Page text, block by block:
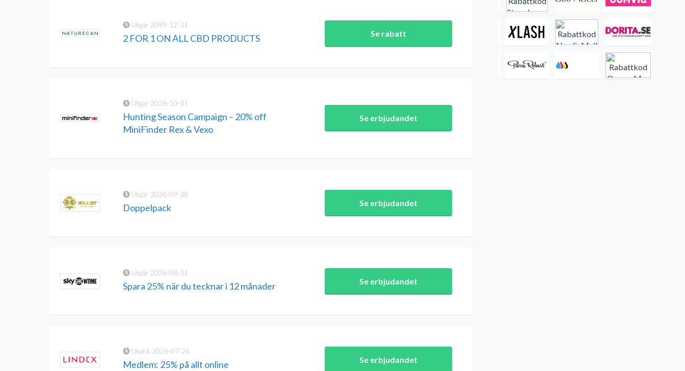
Utgår 2099-12-31
2 FOR 1 ON ALL CBD PRODUCTS Se rabatt
Utgår 2026-10-31
Hunting Season Campaign – 20% off
MiniFinder Rex & Vexo
Se erbjudandet
Utgår 2026-09-30
Doppelpack Se erbjudandet
Utgår 2026-08-31
Spara 25% när du tecknar i 12 månader Se erbjudandet
Utgick 2026-07-26
Medlem: 25% på allt online Se erbjudandet